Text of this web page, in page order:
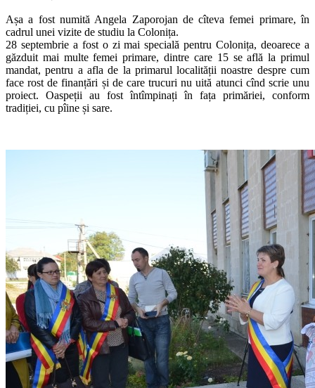
Așa a fost numită Angela Zaporojan de cîteva femei primare, în
cadrul unei vizite de studiu la Colonița.
28 septembrie a fost o zi mai specială pentru Colonița, deoarece a
găzduit mai multe femei primare, dintre care 15 se află la primul
mandat, pentru a afla de la primarul localității noastre despre cum
face rost de finanțări și de care trucuri nu uită atunci cînd scrie unu
proiect. Oaspeții au fost întîmpinați în fața primăriei, conform
tradiției, cu pîine și sare.